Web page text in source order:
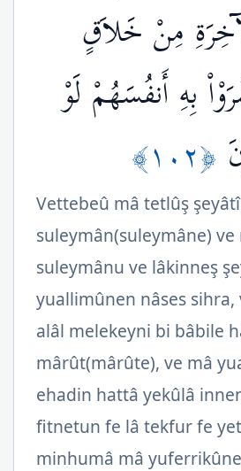
مِنْ خَلاَقٍ
بِهِ أَنفُسَهُمْ لَوْ
﴿١٠٢﴾
Vettebeû mâ tetlûş
suleymân(suleymâne)
suleymânu ve lâkinneş
yuallimûnen nâses sihra,
alâl melekeyni bi bâbile
mârût(mârûte), ve mâ
ehadin hattâ yekûlâ
fitnetun fe lâ tekfur fe
minhumâ mâ